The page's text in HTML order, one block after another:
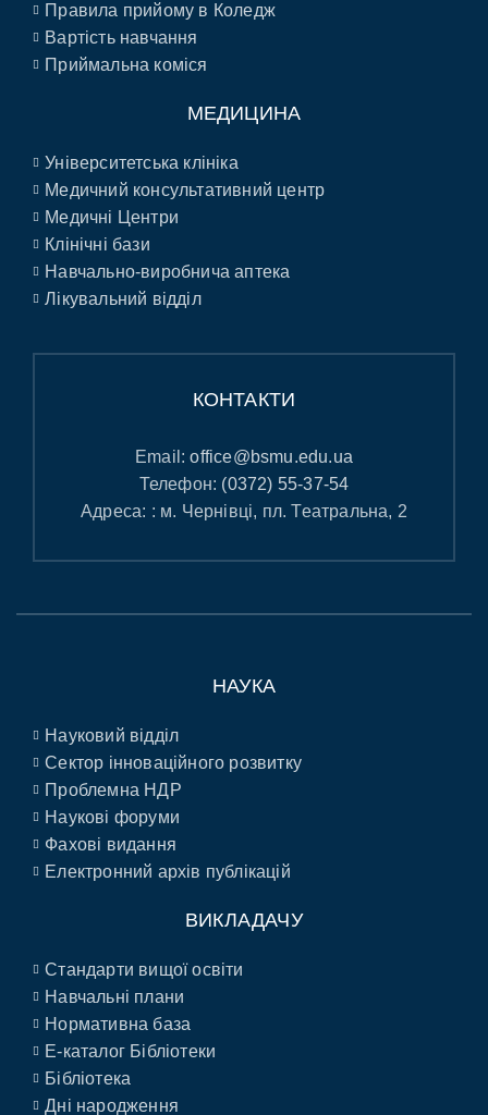
Правила прийому в Коледж
Вартість навчання
Приймальна коміся
МЕДИЦИНА
Університетська клініка
Медичний консультативний центр
Медичні Центри
Клінічні бази
Навчально-виробнича аптека
Лікувальний відділ
КОНТАКТИ
Email:office@bsmu.edu.ua
Телефон: (0372) 55-37-54
Адреса: : м. Чернівці, пл. Театральна, 2
НАУКА
Науковий відділ
Сектор інноваційного розвитку
Проблемна НДР
Наукові форуми
Фахові видання
Електронний архів публікацій
ВИКЛАДАЧУ
Стандарти вищої освіти
Навчальні плани
Нормативна база
E-каталог Бібліотеки
Бібліотека
Дні народження